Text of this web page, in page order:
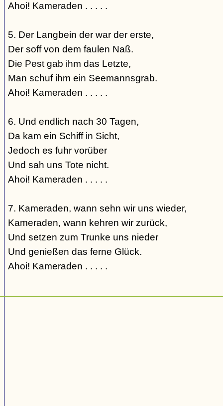
Ahoi! Kameraden . . . . .
5. Der Langbein der war der erste,
Der soff von dem faulen Naß.
Die Pest gab ihm das Letzte,
Man schuf ihm ein Seemannsgrab.
Ahoi! Kameraden . . . . .
6. Und endlich nach 30 Tagen,
Da kam ein Schiff in Sicht,
Jedoch es fuhr vorüber
Und sah uns Tote nicht.
Ahoi! Kameraden . . . . .
7. Kameraden, wann sehn wir uns wieder,
Kameraden, wann kehren wir zurück,
Und setzen zum Trunke uns nieder
Und genießen das ferne Glück.
Ahoi! Kameraden . . . . .